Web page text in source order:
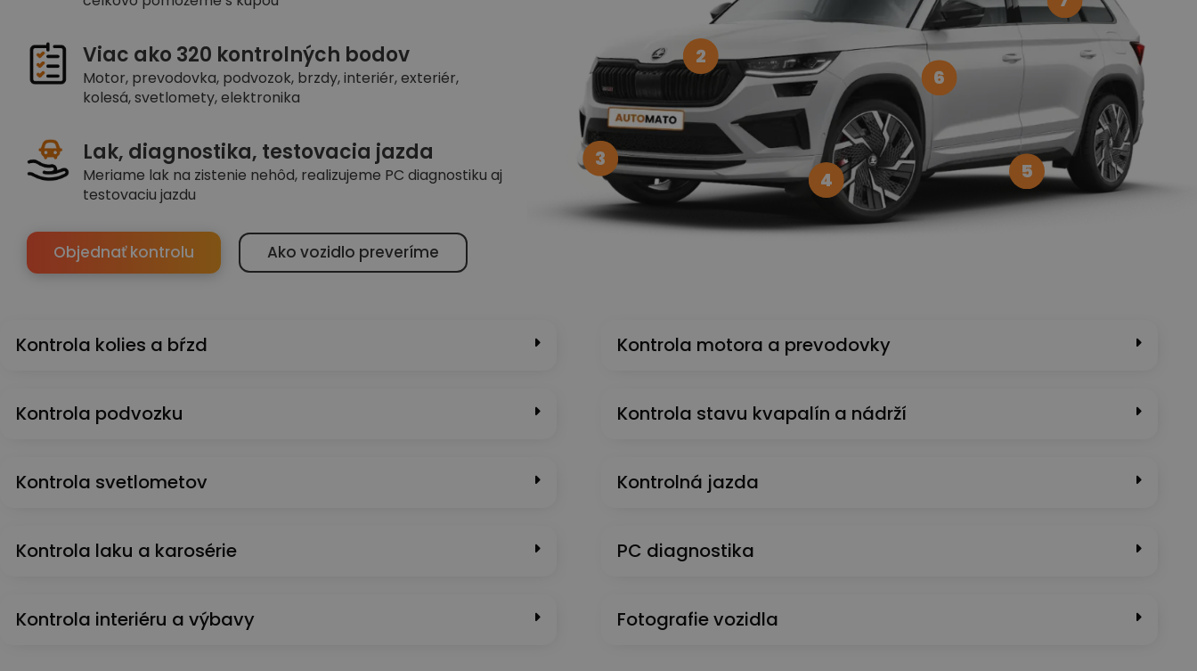
Viac ako 320 kontrolných bodov
Motor, prevodovka, podvozok, brzdy, interiér, exteriér,
kolesá, svetlomety, elektronika
Lak, diagnostika, testovacia jazda
Meriame lak na zistenie nehôd, realizujeme PC diagnostiku aj
testovaciu jazdu
Objednať kontrolu Ako vozidlo preveríme
2
3
4
5
6
Kontrola kolies a bŕzd
Kontrola podvozku
Kontrola svetlometov
Kontrola laku a karosérie
Kontrola interiéru a výbavy
Kontrola motora a prevodovky
Kontrola stavu kvapalín a nádrží
Kontrolná jazda
PC diagnostika
Fotografie vozidla